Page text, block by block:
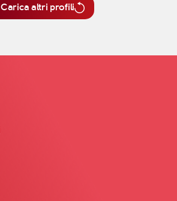
Carica altri profili